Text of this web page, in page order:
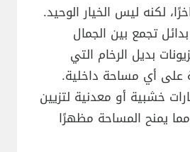
لكنه ليس الخيار الوحيد.
تجمع بين الجمال
بديل الرخام التي
أي مساحة داخلية.
خشبية أو معدنية لتزيين
يمنح المساحة مظهرًا